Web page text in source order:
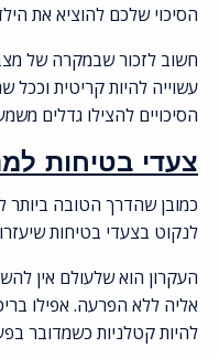
הסיכוי שלכם להוציא את
חשוב לזכור שבמקרה של
עשוייה להיות קריטית וככל
הסיכויים להצילו גדלים
צעדי בטיחות
כמובן שהדרך הטובה ביותר
לנקוט בצעדי בטיחות
העקרון הוא שלעולם אין
אליה ללא הפרעה. אפילו
להיות קטלניות כשמדובר